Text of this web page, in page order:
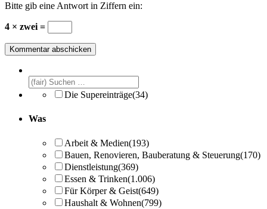
Bitte gib eine Antwort in Ziffern ein:
4 × zwei =
Die Supereinträge(34)
Was
Arbeit & Medien(193)
Bauen, Renovieren, Bauberatung & Steuerung(170)
Dienstleistung(369)
Essen & Trinken(1.006)
Für Körper & Geist(649)
Haushalt & Wohnen(799)